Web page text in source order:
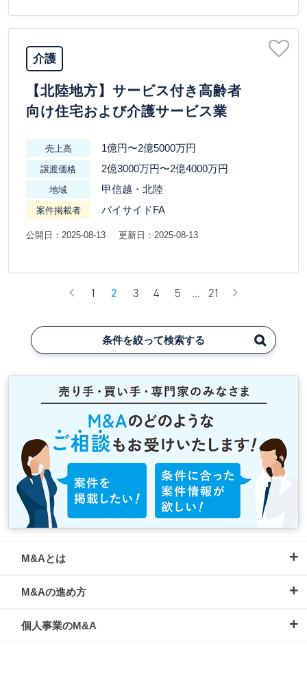
介護
【北陸地方】サービス付き高齢者
向け住宅および介護サービス業
売上高 1億円〜2億5000万円
譲渡価格 2億3000万円〜2億4000万円
地域 甲信越・北陸
案件掲載者 バイサイドFA
公開日：2025-08-13 更新日：2025-08-13
1 2 3 4 5 … 21
条件を絞って検索する
M&Aとは
M&Aの進め方
個人事業のM&A